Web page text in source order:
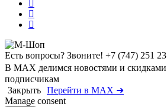
Есть вопросы? Звоните! +7 (747) 251
В MAX делимся новостями и
подписчикам
Закрыть Перейти в MAX ➜
Manage consent